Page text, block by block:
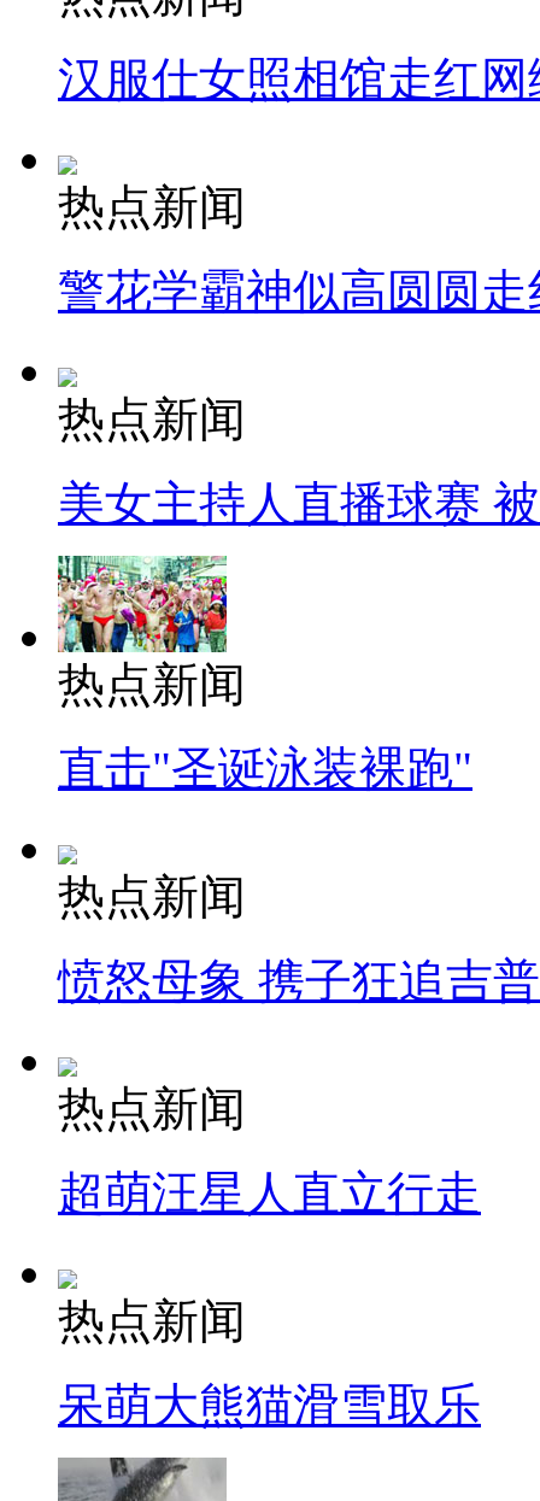
汉服仕女照相馆走红网
热点新闻
警花学霸神似高圆圆走
热点新闻
美女主持人直播球赛
热点新闻
直击"圣诞泳装裸跑"
热点新闻
愤怒母象 携子狂追吉
热点新闻
超萌汪星人直立行走
热点新闻
呆萌大熊猫滑雪取乐